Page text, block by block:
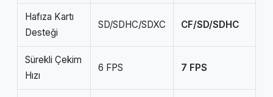
Hafıza Kartı
Desteği
SD/SDHC/SDXC CF/SD/SDHC
Sürekli Çekim
Hızı
6 FPS 7 FPS